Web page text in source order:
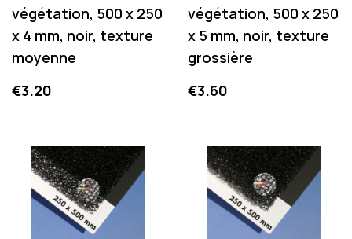
végétation, 500 x 250
x 4 mm, noir, texture
moyenne
Price
€3.20
végétation, 500 x 250
x 5 mm, noir, texture
grossière
Price
€3.60